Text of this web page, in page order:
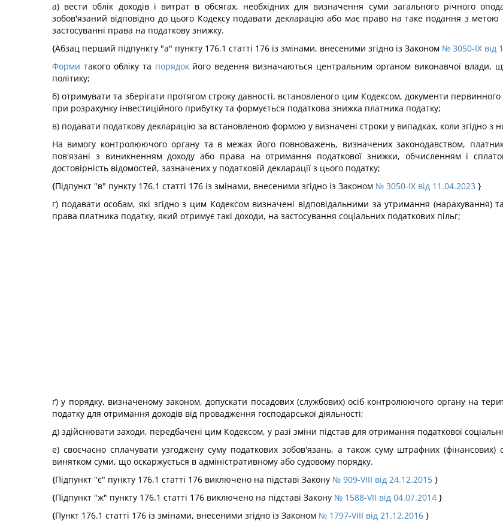
а) вести облік доходів і витрат в обсягах, необхідних для визначення суми загального річного
зобов'язаний відповідно до цього Кодексу подавати декларацію або має право на таке подання з
застосуванні права на податкову знижку.
{Абзац перший підпункту "а" пункту 176.1 статті 176 із змінами, внесеними згідно із Законом № 3050-IX від
Форми такого обліку та порядокйого ведення визначаються центральним органом виконавчої влади,
політику;
б) отримувати та зберігати протягом строку давності, встановленого цим Кодексом, документи
при розрахунку інвестиційного прибутку та формується податкова знижка платника податку;
в) подавати податкову декларацію за встановленою формою у визначені строки у випадках, коли згідно з
На вимогу контролюючого органу та в межах його повноважень, визначених законодавством,
пов'язані з виникненням доходу або права на отримання податкової знижки, обчисленням і
достовірність відомостей, зазначених у податковій декларації з цього податку;
{Підпункт "в" пункту 176.1 статті 176 із змінами, внесеними згідно із Законом № 3050-IX від 11.04.2023 }
г) подавати особам, які згідно з цим Кодексом визначені відповідальними за утримання
права платника податку, який отримує такі доходи, на застосування соціальних податкових пільг;
ґ) у порядку, визначеному законом, допускати посадових (службових) осіб контролюючого органу на
податку для отримання доходів від провадження господарської діяльності;
д) здійснювати заходи, передбачені цим Кодексом, у разі зміни підстав для отримання податкової
е) своєчасно сплачувати узгоджену суму податкових зобов'язань, а також суму штрафних
винятком суми, що оскаржується в адміністративному або судовому порядку.
{Підпункт "є" пункту 176.1 статті 176 виключено на підставі Закону № 909-VIII від 24.12.2015 }
{Підпункт "ж" пункту 176.1 статті 176 виключено на підставі Закону № 1588-VII від 04.07.2014 }
{Пункт 176.1 статті 176 із змінами, внесеними згідно із Законом № 1797-VIII від 21.12.2016 }